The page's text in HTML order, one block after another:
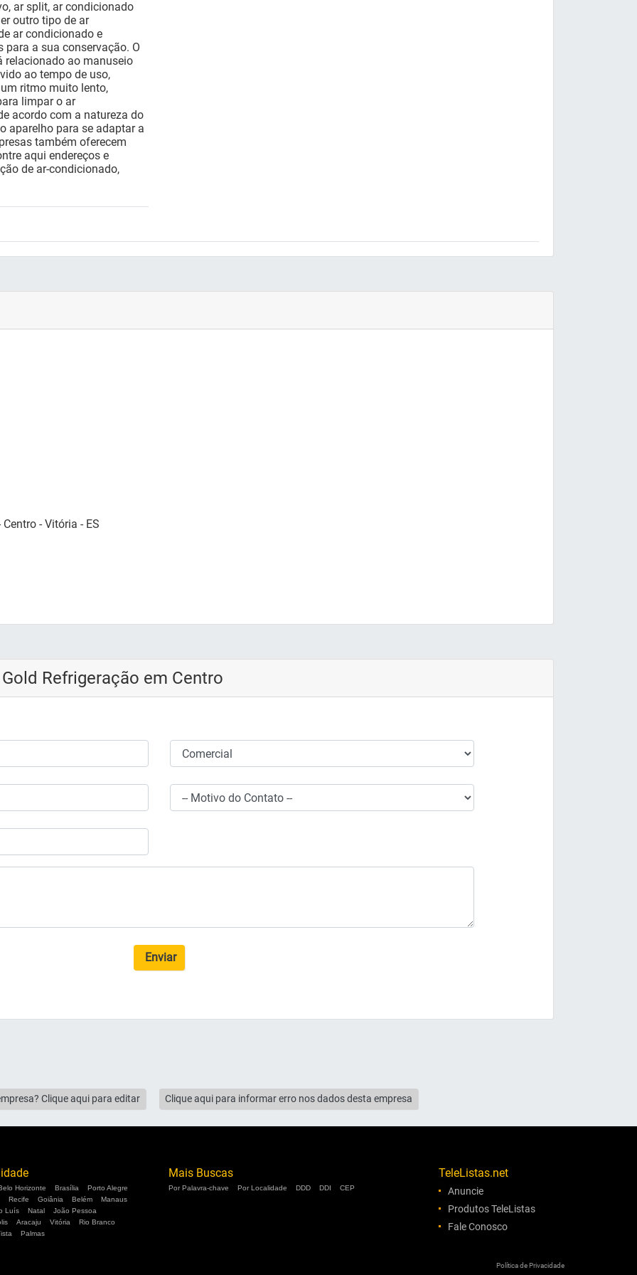
ar split, ar condicionado
outro tipo de ar
ar condicionado e
a sua conservação. O
relacionado ao manuseio
ao tempo de uso,
ritmo muito lento,
limpar o ar
acordo com a natureza do
aparelho para se adaptar a
também oferecem
aqui endereços e
de ar-condicionado,
- Vitória - ES
Refrigeração em Centro
Enviar
Clique aqui para editar Clique aqui para informar erro nos dados desta empresa
Horizonte Brasília
Porto Alegre
Recife
Goiânia Belém
Manaus
Luís
Natal
João Pessoa
Aracaju Vitória
Rio Branco
Palmas
Mais Buscas
Por Palavra-chave Por Localidade DDD DDI CEP
TeleListas.net
Anuncie
Produtos TeleListas
Fale Conosco
Política de Privacidade